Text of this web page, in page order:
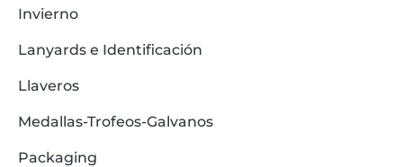
Invierno
Lanyards e Identificación
Llaveros
Medallas-Trofeos-Galvanos
Packaging